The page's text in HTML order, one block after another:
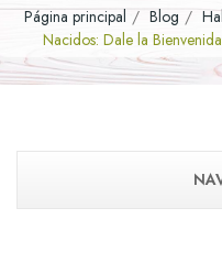
Página principal Blog
Nacidos: Dale la